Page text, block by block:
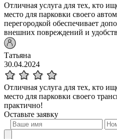
Отличная услуга для тех, кто
место для парковки своего
перегородкой обеспечивает
внешних повреждений и
Татьяна
30.04.2024
Отличная услуга для тех, кто
место для парковки своего
практично!
Оставьте заявку